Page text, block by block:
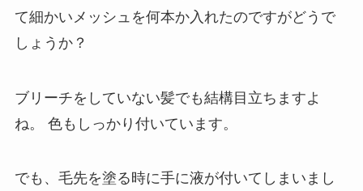
て細かいメッシュを何本か入れたのですがどうで
しょうか？
ブリーチをしていない髪でも結構目立ちますよ
ね。
色もしっかり付いています。
でも、毛先を塗る時に手に液が付いてしまいまし